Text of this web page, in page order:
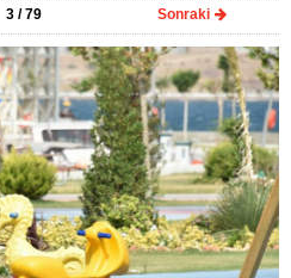
3/ 79 Sonraki